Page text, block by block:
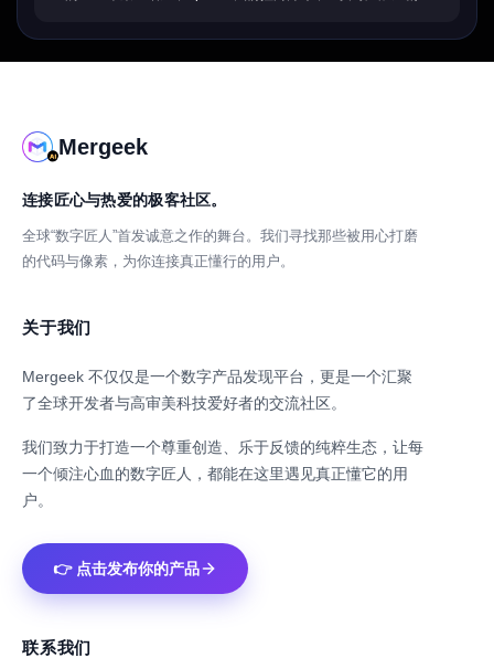
Mergeek
连接匠心与热爱的极客社区。
全球“数字匠人”首发诚意之作的舞台。我们寻找那些被用心打磨
的代码与像素，为你连接真正懂行的用户。
关于我们
Mergeek 不仅仅是一个数字产品发现平台，更是一个汇聚
了全球开发者与高审美科技爱好者的交流社区。
我们致力于打造一个尊重创造、乐于反馈的纯粹生态，让每
一个倾注心血的数字匠人，都能在这里遇见真正懂它的用
户。
👉 点击发布你的产品
联系我们